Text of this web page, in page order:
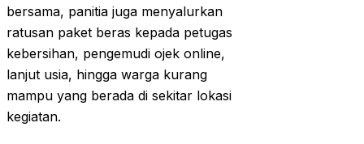
bersama, panitia juga menyalurkan
ratusan paket beras kepada petugas
kebersihan, pengemudi ojek online,
lanjut usia, hingga warga kurang
mampu yang berada di sekitar lokasi
kegiatan.